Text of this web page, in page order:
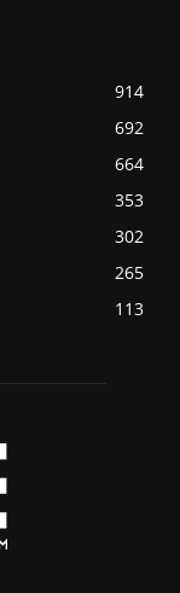
914
692
664
353
302
265
113